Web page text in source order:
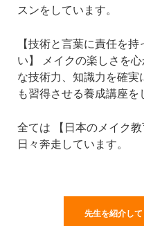
スンをしています。
【技術と言葉に責任を
い】
メイクの楽しさを
な技術力、知識力を確実
も習得させる養成講座を
全ては 【日本のメイク
日々奔走しています。
先生を紹介し